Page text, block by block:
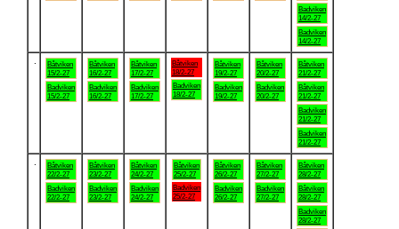
Badviken
14/2-27
Badviken
14/2-27
Båtviken
15/2-27
Badviken
15/2-27
Båtviken
16/2-27
Badviken
16/2-27
Båtviken
17/2-27
Badviken
17/2-27
Båtviken
18/2-27
Badviken
18/2-27
Båtviken
19/2-27
Badviken
19/2-27
Båtviken
20/2-27
Badviken
20/2-27
Båtviken
21/2-27
Båtviken
21/2-27
Badviken
21/2-27
Badviken
21/2-27
Båtviken
22/2-27
Badviken
22/2-27
Båtviken
23/2-27
Badviken
23/2-27
Båtviken
24/2-27
Badviken
24/2-27
Båtviken
25/2-27
Badviken
25/2-27
Båtviken
26/2-27
Badviken
26/2-27
Båtviken
27/2-27
Badviken
27/2-27
Båtviken
28/2-27
Båtviken
28/2-27
Badviken
28/2-27